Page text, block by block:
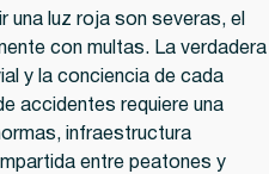
una luz roja son severas, el
con multas. La verdadera
y la conciencia de cada
accidentes requiere una
infraestructura
entre peatones y